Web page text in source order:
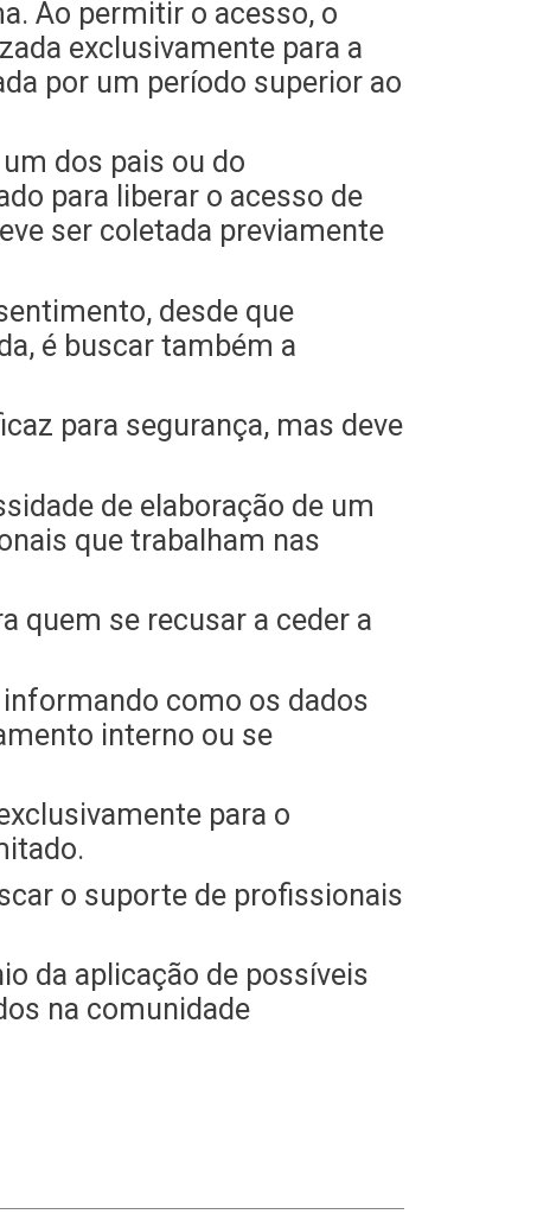
Ao permitir o acesso, o
exclusivamente para a
por um período superior ao
dos pais ou do
para liberar o acesso de
ser coletada previamente
desde que
é buscar também a
para segurança, mas deve
de elaboração de um
que trabalham nas
quem se recusar a ceder a
como os dados
interno ou se
para o
o suporte de profissionais
da aplicação de possíveis
na comunidade